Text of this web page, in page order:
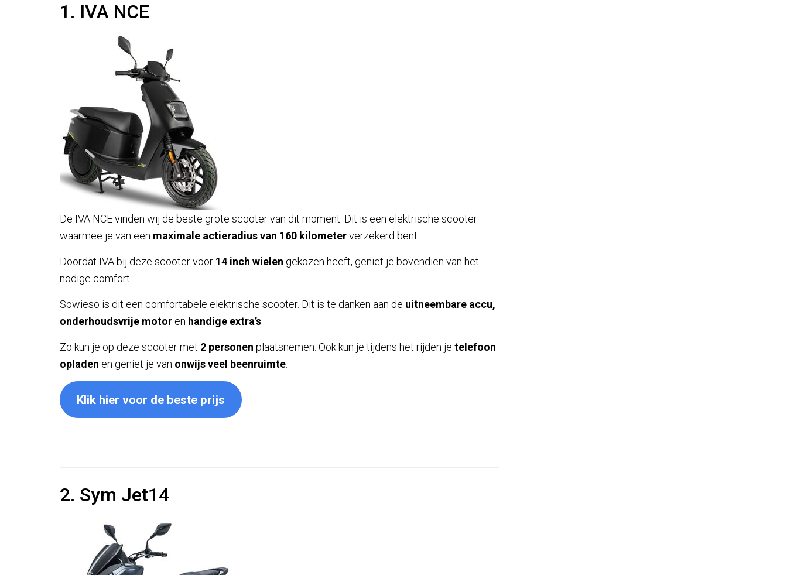
1. IVA NCE
De IVA NCE vinden wij de beste grote scooter van dit moment. Dit is een elektrische scooter
waarmee je van een maximale actieradius van 160 kilometerverzekerd bent.
Doordat IVA bij deze scooter voor 14 inch wielen gekozen heeft, geniet je bovendien van het
nodige comfort.
Sowieso is dit een comfortabele elektrische scooter. Dit is te danken aan de uitneembare accu,
onderhoudsvrije motor en handige extra’s
Zo kun je op deze scooter met 2 personen plaatsnemen. Ook kun je tijdens het rijden je telefoon
opladen en geniet je van onwijs veel beenruimte
Klik hier voor de beste prijs
2. Sym Jet14